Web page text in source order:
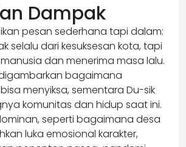
Dampak
pesan sederhana tapi dalam:
selalu dari kesuksesan kota, tapi
dan menerima masa lalu.
bagaimana
menyiksa, sementara Du-sik
komunitas dan hidup saat ini.
seperti bagaimana desa
luka emosional karakter,